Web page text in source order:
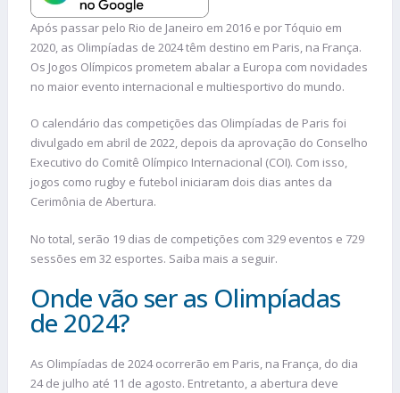
Após passar pelo Rio de Janeiro em 2016 e por Tóquio em
2020, as Olimpíadas de 2024 têm destino em Paris, na França.
Os Jogos Olímpicos prometem abalar a Europa com novidades
no maior evento internacional e multiesportivo do mundo.
O calendário das competições das Olimpíadas de Paris foi
divulgado em abril de 2022, depois da aprovação do Conselho
Executivo do Comitê Olímpico Internacional (COI). Com isso,
jogos como rugby e futebol iniciaram dois dias antes da
Cerimônia de Abertura.
No total, serão 19 dias de competições com 329 eventos e 729
sessões em 32 esportes. Saiba mais a seguir.
Onde vão ser as Olimpíadas
de 2024?
As Olimpíadas de 2024 ocorrerão em Paris, na França, do dia
24 de julho até 11 de agosto. Entretanto, a abertura deve